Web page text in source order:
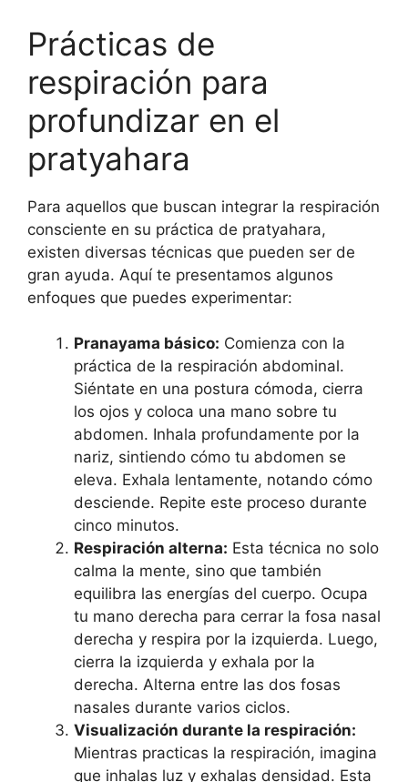
Prácticas de
respiración para
profundizar en el
pratyahara
Para aquellos que buscan integrar la respiración
consciente en su práctica de pratyahara,
existen diversas técnicas que pueden ser de
gran ayuda. Aquí te presentamos algunos
enfoques que puedes experimentar:
Pranayama básico: Comienza con la
práctica de la respiración abdominal.
Siéntate en una postura cómoda, cierra
los ojos y coloca una mano sobre tu
abdomen. Inhala profundamente por la
nariz, sintiendo cómo tu abdomen se
eleva. Exhala lentamente, notando cómo
desciende. Repite este proceso durante
cinco minutos.
Respiración alterna: Esta técnica no solo
calma la mente, sino que también
equilibra las energías del cuerpo. Ocupa
tu mano derecha para cerrar la fosa nasal
derecha y respira por la izquierda. Luego,
cierra la izquierda y exhala por la
derecha. Alterna entre las dos fosas
nasales durante varios ciclos.
Visualización durante la respiración:
Mientras practicas la respiración, imagina
que inhalas luz y exhalas densidad. Esta